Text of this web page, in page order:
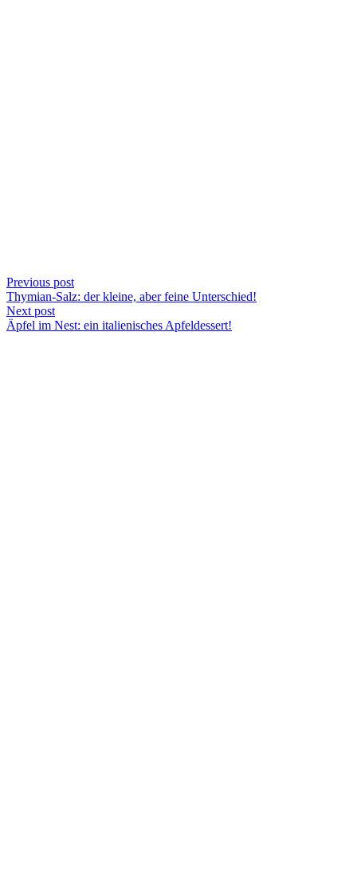
Previous post
Thymian-Salz: der kleine, aber feine Unterschied!
Next post
Äpfel im Nest: ein italienisches Apfeldessert!